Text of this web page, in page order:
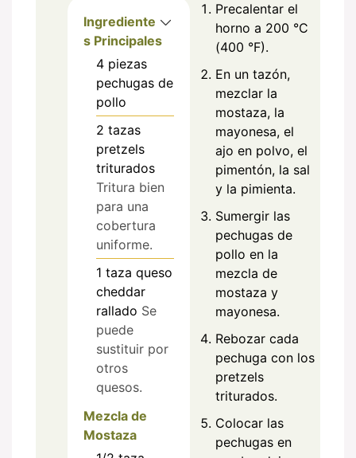
Ingrediente
s Principales
4 piezas
pechugas de
pollo
2 tazas
pretzels
triturados
Tritura bien
para una
cobertura
uniforme.
1 taza queso
cheddar
rallado Se
puede
sustituir por
otros
quesos.
Mezcla de
Mostaza
Precalentar el
horno a 200 °C
(400 °F).
En un tazón,
mezclar la
mostaza, la
mayonesa, el
ajo en polvo, el
pimentón, la sal
y la pimienta.
Sumergir las
pechugas de
pollo en la
mezcla de
mostaza y
mayonesa.
Rebozar cada
pechuga con los
pretzels
triturados.
Colocar las
pechugas en